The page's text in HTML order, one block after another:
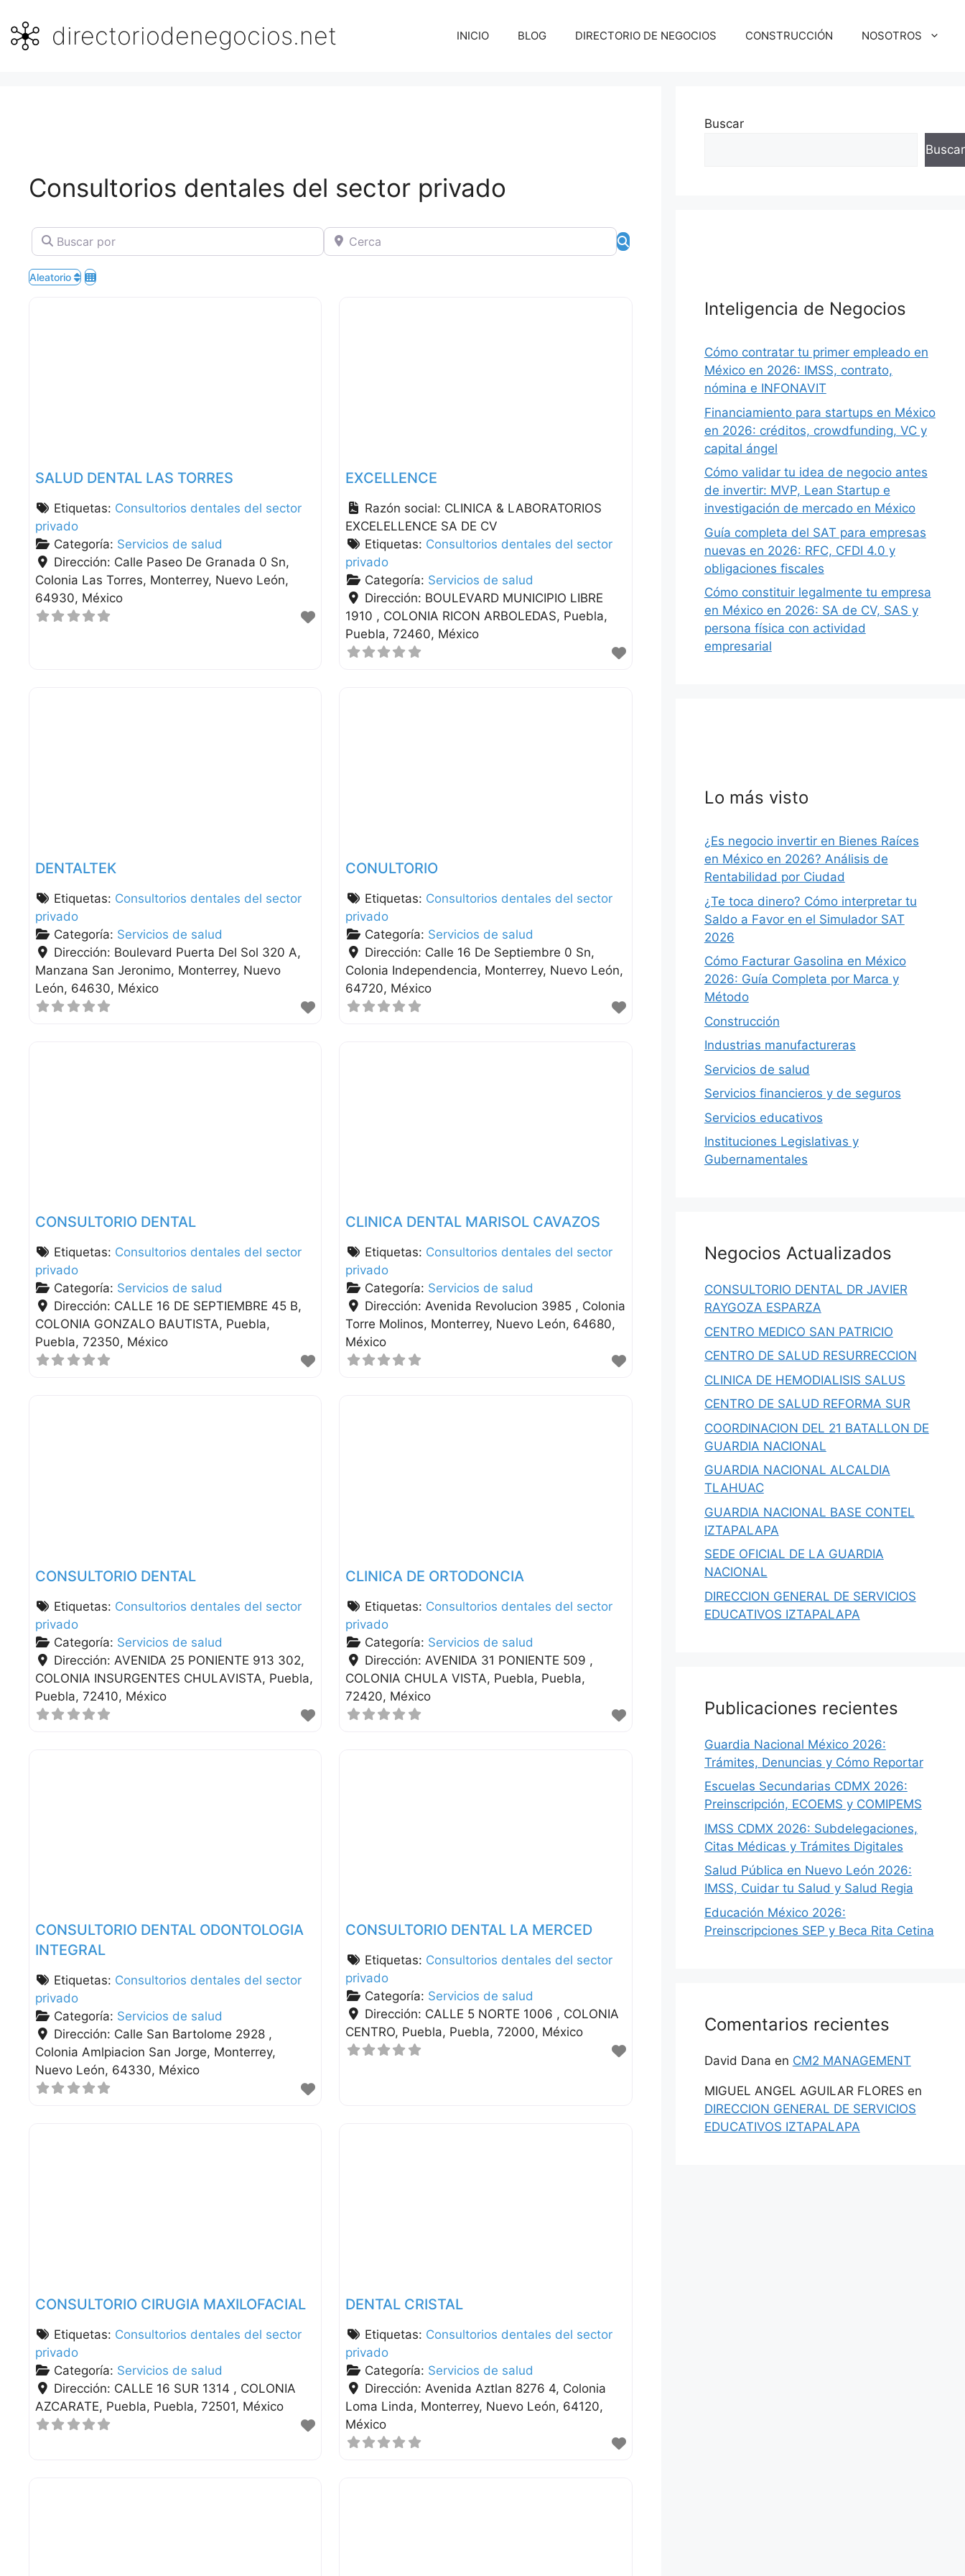
contenidodirectoriodenegocios.net INICIO BLOG DIRECTORIO DE NEGOCIOS CONSTRUCCIÓN NOSOTROS
Consultorios dentales del sector privado
Buscar por Cerca Búsqueda
Aleatorio
SALUD DENTAL LAS TORRES
Etiquetas: Consultorios dentales del sector
privado
Categoría: Servicios de salud
Dirección: Calle Paseo De Granada 0 Sn,
Colonia Las Torres Monterrey Nuevo León
64930 México
EXCELLENCE
Razón social: CLINICA & LABORATORIOS
EXCELELLENCE SA DE CV
Etiquetas: Consultorios dentales del sector
privado
Categoría: Servicios de salud
Dirección: BOULEVARD MUNICIPIO LIBRE
1910 , COLONIA RICON ARBOLEDAS Puebla
Puebla 72460 México
DENTALTEK
Etiquetas: Consultorios dentales del sector
privado
Categoría: Servicios de salud
Dirección: Boulevard Puerta Del Sol 320 A,
Manzana San Jeronimo Monterrey Nuevo
León 64630 México
CONULTORIO
Etiquetas: Consultorios dentales del sector
privado
Categoría: Servicios de salud
Dirección: Calle 16 De Septiembre 0 Sn,
Colonia Independencia Monterrey Nuevo León
64720 México
CONSULTORIO DENTAL
Etiquetas: Consultorios dentales del sector
privado
Categoría: Servicios de salud
Dirección: CALLE 16 DE SEPTIEMBRE 45 B,
COLONIA GONZALO BAUTISTA Puebla
Puebla 72350 México
CLINICA DENTAL MARISOL CAVAZOS
Etiquetas: Consultorios dentales del sector
privado
Categoría: Servicios de salud
Dirección: Avenida Revolucion 3985 , Colonia
Torre Molinos Monterrey Nuevo León 64680
México
CONSULTORIO DENTAL
Etiquetas: Consultorios dentales del sector
privado
Categoría: Servicios de salud
Dirección: AVENIDA 25 PONIENTE 913 302,
COLONIA INSURGENTES CHULAVISTA Puebla
Puebla 72410 México
CLINICA DE ORTODONCIA
Etiquetas: Consultorios dentales del sector
privado
Categoría: Servicios de salud
Dirección: AVENIDA 31 PONIENTE 509 ,
COLONIA CHULA VISTA Puebla Puebla
72420 México
CONSULTORIO DENTAL ODONTOLOGIA
INTEGRAL
Etiquetas: Consultorios dentales del sector
privado
Categoría: Servicios de salud
Dirección: Calle San Bartolome 2928 ,
Colonia Amlpiacion San Jorge Monterrey
Nuevo León 64330 México
CONSULTORIO DENTAL LA MERCED
Etiquetas: Consultorios dentales del sector
privado
Categoría: Servicios de salud
Dirección: CALLE 5 NORTE 1006 , COLONIA
CENTRO Puebla Puebla 72000 México
CONSULTORIO CIRUGIA MAXILOFACIAL
Etiquetas: Consultorios dentales del sector
privado
Categoría: Servicios de salud
Dirección: CALLE 16 SUR 1314 , COLONIA
AZCARATE Puebla Puebla 72501 México
DENTAL CRISTAL
Etiquetas: Consultorios dentales del sector
privado
Categoría: Servicios de salud
Dirección: Avenida Aztlan 8276 4, Colonia
Loma Linda Monterrey Nuevo León 64120
México
Buscar
Buscar
Inteligencia de Negocios
Cómo contratar tu primer empleado en
México en 2026: IMSS, contrato,
nómina e INFONAVIT
Financiamiento para startups en México
en 2026: créditos, crowdfunding, VC y
capital ángel
Cómo validar tu idea de negocio antes
de invertir: MVP, Lean Startup e
investigación de mercado en México
Guía completa del SAT para empresas
nuevas en 2026: RFC, CFDI 4.0 y
obligaciones fiscales
Cómo constituir legalmente tu empresa
en México en 2026: SA de CV, SAS y
persona física con actividad
empresarial
Lo más visto
¿Es negocio invertir en Bienes Raíces
en México en 2026? Análisis de
Rentabilidad por Ciudad
¿Te toca dinero? Cómo interpretar tu
Saldo a Favor en el Simulador SAT
2026
Cómo Facturar Gasolina en México
2026: Guía Completa por Marca y
Método
Construcción
Industrias manufactureras
Servicios de salud
Servicios financieros y de seguros
Servicios educativos
Instituciones Legislativas y
Gubernamentales
Negocios Actualizados
CONSULTORIO DENTAL DR JAVIER
RAYGOZA ESPARZA
CENTRO MEDICO SAN PATRICIO
CENTRO DE SALUD RESURRECCION
CLINICA DE HEMODIALISIS SALUS
CENTRO DE SALUD REFORMA SUR
COORDINACION DEL 21 BATALLON DE
GUARDIA NACIONAL
GUARDIA NACIONAL ALCALDIA
TLAHUAC
GUARDIA NACIONAL BASE CONTEL
IZTAPALAPA
SEDE OFICIAL DE LA GUARDIA
NACIONAL
DIRECCION GENERAL DE SERVICIOS
EDUCATIVOS IZTAPALAPA
Publicaciones recientes
Guardia Nacional México 2026:
Trámites, Denuncias y Cómo Reportar
Escuelas Secundarias CDMX 2026:
Preinscripción, ECOEMS y COMIPEMS
IMSS CDMX 2026: Subdelegaciones,
Citas Médicas y Trámites Digitales
Salud Pública en Nuevo León 2026:
IMSS, Cuidar tu Salud y Salud Regia
Educación México 2026:
Preinscripciones SEP y Beca Rita Cetina
Comentarios recientes
David Dana en CM2 MANAGEMENT
MIGUEL ANGEL AGUILAR FLORES en
DIRECCION GENERAL DE SERVICIOS
EDUCATIVOS IZTAPALAPA